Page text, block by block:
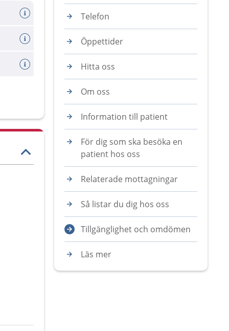
Telefon
Öppettider
Hitta oss
Om oss
Information till patient
För dig som ska besöka en
patient hos oss
Relaterade mottagningar
Så listar du dig hos oss
Tillgänglighet och omdömen
Läs mer